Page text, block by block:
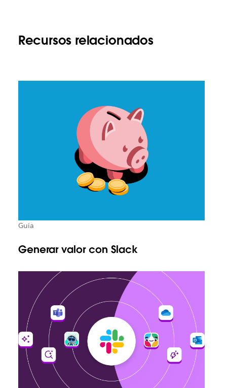
Recursos relacionados
Guía
Generar valor con Slack